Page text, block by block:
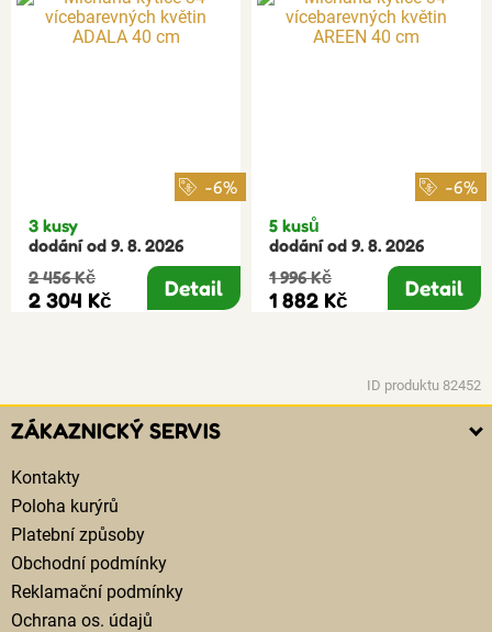
-6%
3 kusy
dodání od 9. 8. 2026
2 456 Kč
2 304 Kč Detail
-6%
5 kusů
dodání od 9. 8. 2026
1 996 Kč
1 882 Kč Detail
ID produktu 82452
ZÁKAZNICKÝ SERVIS
Kontakty
Poloha kurýrů
Platební způsoby
Obchodní podmínky
Reklamační podmínky
Ochrana os. údajů